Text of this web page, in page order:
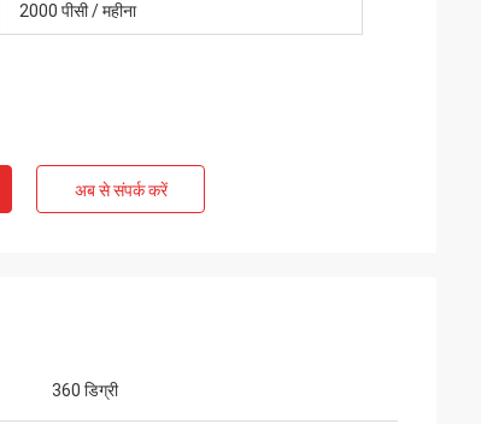
2000 पीसी / महीना
अब से संपर्क करें
360 डिग्री